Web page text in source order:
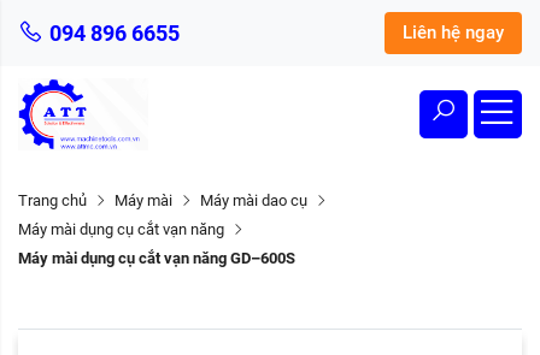
094 896 6655 Liên hệ ngay
Trang chủ Máy mài
Máy mài dao cụ
Máy mài dụng cụ cắt vạn năng
Máy mài dụng cụ cắt vạn năng GD–600S